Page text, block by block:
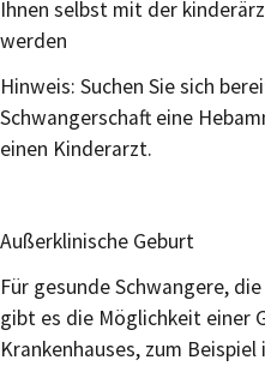
Ihnen selbst mit der
werden
Hinweis: Suchen Sie sich
Schwangerschaft eine
einen Kinderarzt.
Außerklinische Geburt
Für gesunde Schwangere,
gibt es die Möglichkeit einer
Krankenhauses, zum